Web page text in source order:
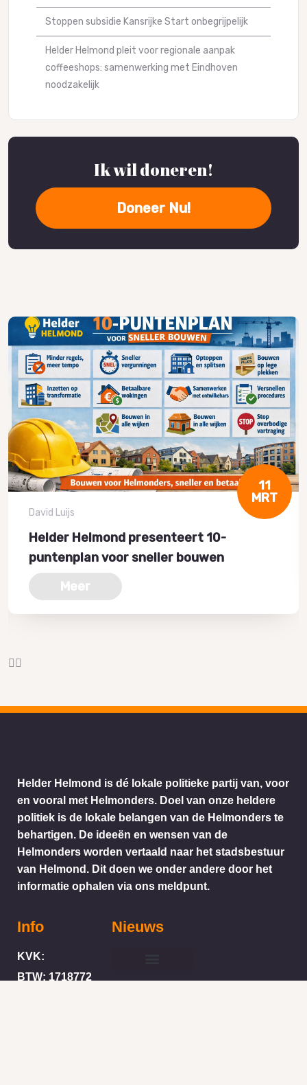
Stoppen subsidie Kansrijke Start onbegrijpelijk
Helder Helmond pleit voor regionale aanpak
coffeeshops: samenwerking met Eindhoven
noodzakelijk
Ik wil doneren!
Doneer Nu!
11
MRT
David Luijs
Helder Helmond presenteert 10-
puntenplan voor sneller bouwen
Meer
Helder Helmond is dé lokale politieke partij van, voor
en vooral met Helmonders. Doel van onze heldere
politiek is de lokale belangen van de Helmonders te
behartigen. De ideeën en wensen van de
Helmonders worden vertaald naar het stadsbestuur
van Helmond. Dit doen we onder andere door het
informatie ophalen via ons meldpunt.
Info
KVK:
BTW: 1718772
Nieuws